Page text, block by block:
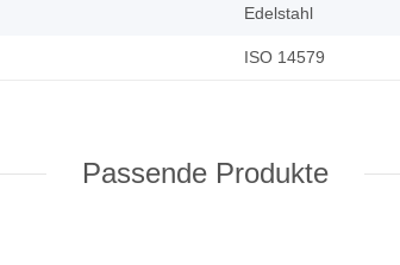
Edelstahl
ISO 14579
Passende Produkte